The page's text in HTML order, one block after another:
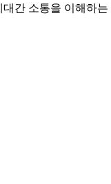
간 소통을 이해하는